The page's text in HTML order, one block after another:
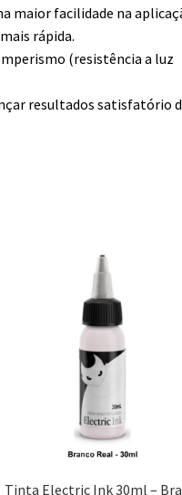
maior facilidade na
rápida.
(resistência a luz
resultados satisfatório
Tinta Electric Ink 30ml –